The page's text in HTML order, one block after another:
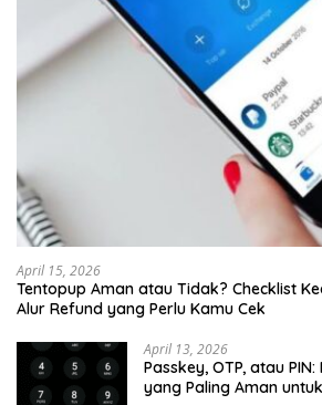
April 15, 2026
Tentopup Aman atau Tidak? Checklist
Alur Refund yang Perlu Kamu Cek
April 13, 2026
Passkey, OTP, atau
yang Paling Aman